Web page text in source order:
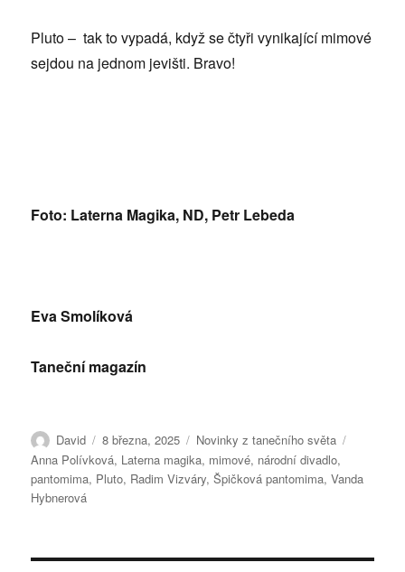
Pluto – tak to vypadá, když se čtyři vynikající mimové
sejdou na jednom jevišti. Bravo!
Foto: Laterna Magika, ND, Petr Lebeda
Eva Smolíková
Taneční magazín
Autor:
David Publikováno:
8 března, 2025 Rubriky:
Novinky z tanečního světa
Anna Polívková, Laterna magika, mimové, národní divadlo,
pantomima, Pluto, Radim Vizváry,Špičková pantomima,Vanda
Hybnerová